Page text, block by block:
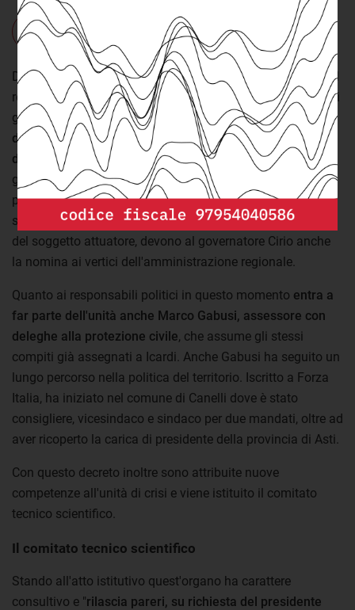
Leggi il
decreto
Dovendo probabilmente prendere atto dei limiti imposti dal
regime di quarantena a cui si è dovuto sottoporre da alcuni
giorni, con questo atto il governatoreCirio ha anche
delegato le sue funzione di soggetto attuatore a due
dirigenti regionali . Si tratta di Salvatore Femia, direttore
generale delle opere pubbliche, difesa del suolo e
protezione civile, e di Fabio Aimar direttore generale della
sanità. Entrambi questi dirigenti, oltre al ruolo di delegati
del soggetto attuatore, devono al governatore Cirio anche
la nomina ai vertici dell'amministrazione regionale.
Quanto ai responsabili politici in questo momento entra a
far parte dell'unità anche Marco Gabusi, assessore con
deleghe alla protezione civile, che assume gli stessi
compiti già assegnati a Icardi. Anche Gabusi ha seguito un
lungo percorso nella politica del territorio. Iscritto a Forza
Italia, ha iniziato nel comune di Canelli dove è stato
consigliere, vicesindaco e sindaco per due mandati, oltre ad
aver ricoperto la carica di presidente della provincia di Asti.
Con questo decreto inoltre sono attribuite nuove
competenze all'unità di crisi e viene istituito il comitato
tecnico scientifico.
Il comitato tecnico scientifico
Stando all'atto istitutivo quest'organo ha carattere
consultivo e "rilascia pareri, su richiesta del presidente